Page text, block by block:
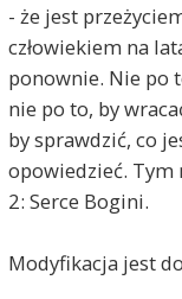
- że jest
człowiekiem na
ponownie. Nie po
nie po to, by
by sprawdzić, co
opowiedzieć. Tym
2: Serce Bogini.
Modyfikacja jest